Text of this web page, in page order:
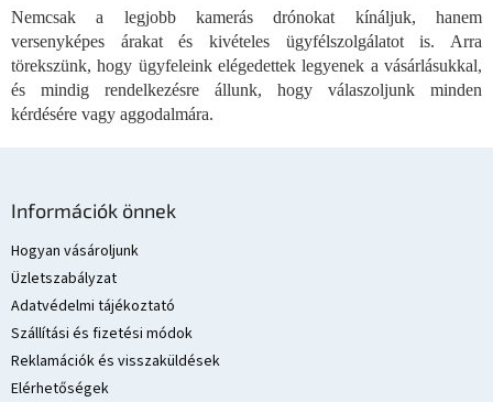
á
n
y
í
t
Nemcsak a legjobb kamerás drónokat kínáljuk, hanem
versenyképes árakat és kivételes ügyfélszolgálatot is. Arra
törekszünk, hogy ügyfeleink elégedettek legyenek a vásárlásukkal,
és mindig rendelkezésre állunk, hogy válaszoljunk minden
kérdésére vagy aggodalmára.
Információk önnek
Hogyan vásároljunk
Üzletszabályzat
Adatvédelmi tájékoztató
Szállítási és fizetési módok
Reklamációk és visszaküldések
Elérhetőségek